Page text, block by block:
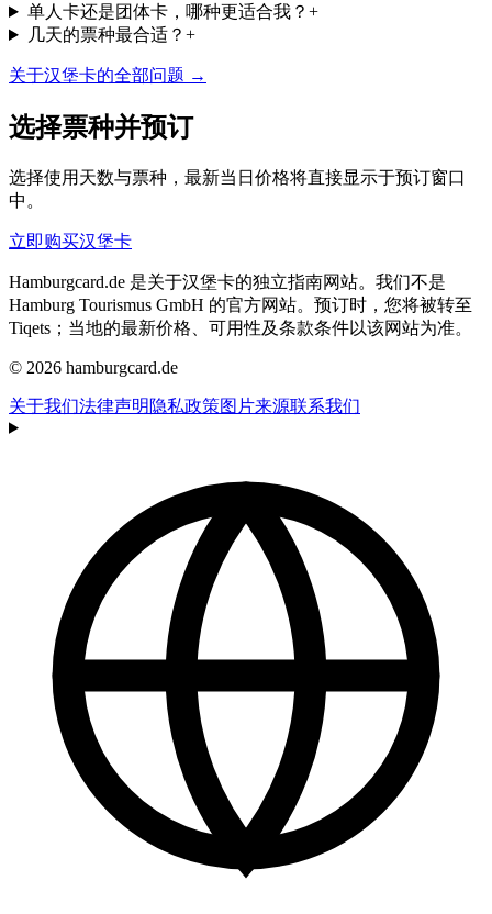
单人卡还是团体卡，哪种更适合我？ +
几天的票种最合适？ +
关于汉堡卡的全部问题 →
选择票种并预订
选择使用天数与票种，最新当日价格将直接显示于预订窗口
中。
立即购买汉堡卡
Hamburgcard.de 是关于汉堡卡的独立指南网站。我们不是
Hamburg Tourismus GmbH 的官方网站。预订时，您将被转至
Tiqets；当地的最新价格、可用性及条款条件以该网站为准。
© 2026 hamburgcard.de
关于我们法律声明 隐私政策图片来源联系我们